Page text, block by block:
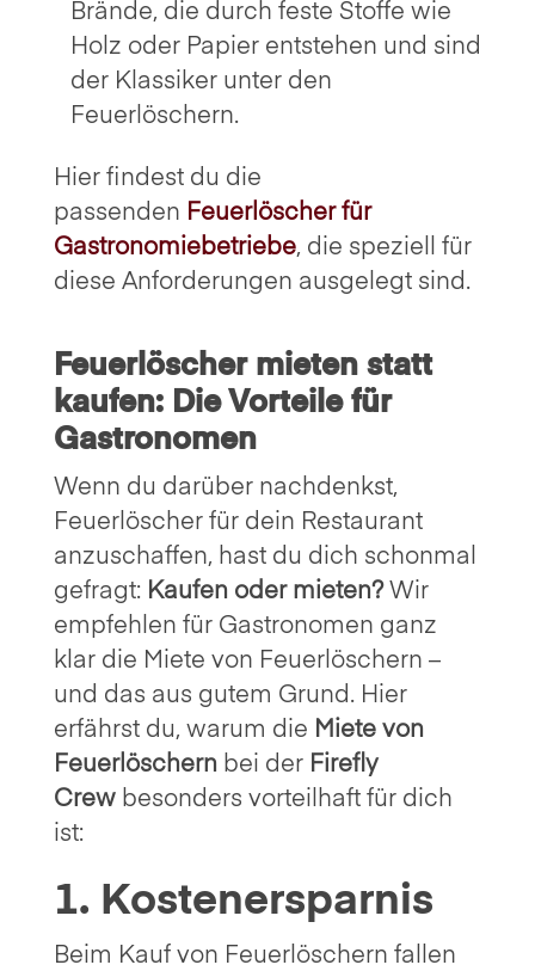
Brände, die durch feste Stoffe wie
Holz oder Papier entstehen und sind
der Klassiker unter den
Feuerlöschern.
Hier findest du die
passenden Feuerlöscher für
Gastronomiebetriebe, die speziell für
diese Anforderungen ausgelegt sind.
Feuerlöscher mieten statt
kaufen: Die Vorteile für
Gastronomen
Wenn du darüber nachdenkst,
Feuerlöscher für dein Restaurant
anzuschaffen, hast du dich schonmal
gefragt: Kaufen oder mieten?Wir
empfehlen für Gastronomen ganz
klar die Miete von Feuerlöschern –
und das aus gutem Grund. Hier
erfährst du, warum die Miete von
Feuerlöschernbei der Firefly
Crewbesonders vorteilhaft für dich
ist:
1. Kostenersparnis
Beim Kauf von Feuerlöschern fallen